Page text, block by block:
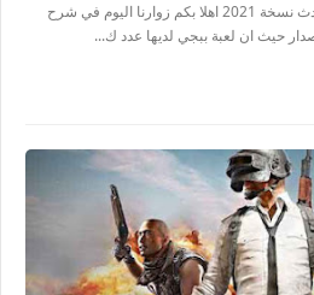
تحميل لعبة ببجي موبايل الهندية احدث نسخة 2021 اهلا بكم زوارنا اليوم في شرح
حيث ان لعبة ببجي لديها عدد ك...